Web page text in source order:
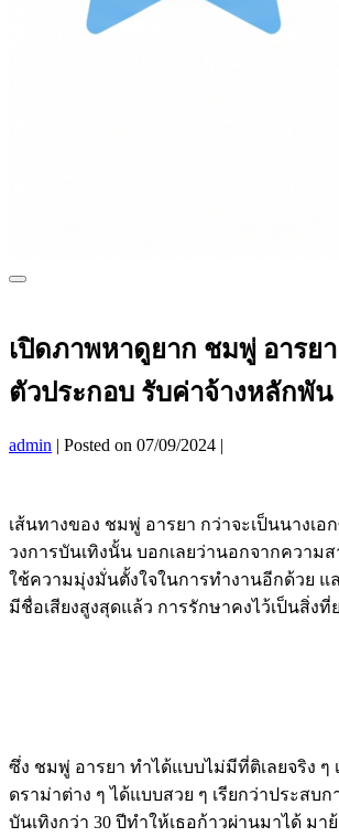
Menu
เปิดภาพหาดูยาก ชมพู่ อารย
ตัวประกอบ รับค่าจ้างหลักพัน
admin | Posted on 07/09/2024 |
เส้นทางของ ชมพู่ อารยา กว่าจะเป็นนางเอ
วงการบันเทิงนั้น บอกเลยว่านอกจากความ
ใช้ความมุ่งมั่นตั้งใจในการทำงานอีกด้วย แ
มีชื่อเสียงสูงสุดแล้ว การรักษาคงไว้เป็นสิ่งที่
ซึ่ง ชมพู่ อารยา ทำได้แบบไม่มีที่ติเลยจริง ๆ
ดราม่าต่าง ๆ ได้แบบสวย ๆ เรียกว่าประสบ
บันเทิงกว่า 30 ปีทำให้เธอก้าวผ่านมาได้ มา